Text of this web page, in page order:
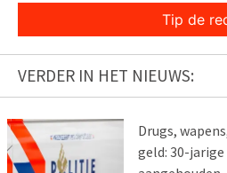
Tip de
VERDER IN HET NIEUWS:
Drugs,
geld: 30-